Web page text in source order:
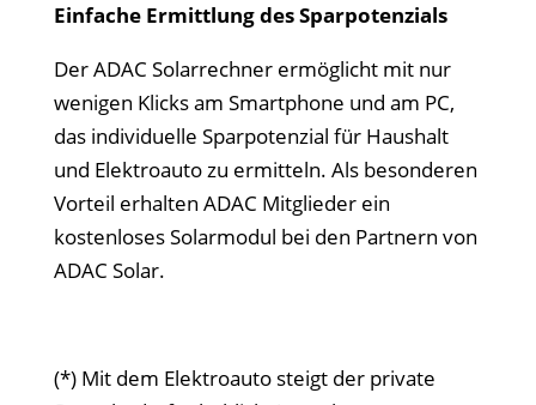
Einfache Ermittlung des Sparpotenzials
Der ADAC Solarrechner ermöglicht mit nur
wenigen Klicks am Smartphone und am PC,
das individuelle Sparpotenzial für Haushalt
und Elektroauto zu ermitteln. Als besonderen
Vorteil erhalten ADAC Mitglieder ein
kostenloses Solarmodul bei den Partnern von
ADAC Solar.
(*) Mit dem Elektroauto steigt der private